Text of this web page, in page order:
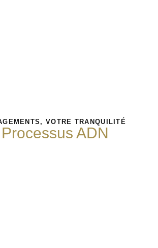
VOTRE TRANQUILITÉ
ADN